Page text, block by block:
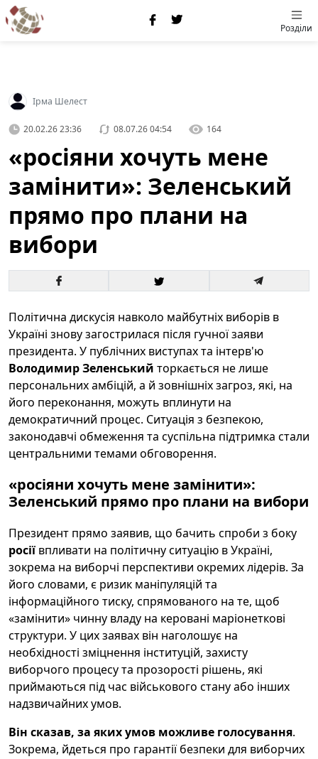
Розділи
Ірма Шелест
20.02.26 23:36 08.07.26 04:54 164
«росіяни хочуть мене
замінити»: Зеленський
прямо про плани на
вибори
Політична дискусія навколо майбутніх виборів в
Україні знову загострилася після гучної заяви
президента. У публічних виступах та інтерв'ю
Володимир Зеленський торкається не лише
персональних амбіцій, а й зовнішніх загроз, які, на
його переконання, можуть вплинути на
демократичний процес. Ситуація з безпекою,
законодавчі обмеження та суспільна підтримка стали
центральними темами обговорення.
«росіяни хочуть мене замінити»:
Зеленський прямо про плани на вибори
Президент прямо заявив, що бачить спроби з боку
росії впливати на політичну ситуацію в Україні,
зокрема на виборчі перспективи окремих лідерів. За
його словами, є ризик маніпуляцій та
інформаційного тиску, спрямованого на те, щоб
«замінити» чинну владу на керовані маріонеткові
структури. У цих заявах він наголошує на
необхідності зміцнення інституцій, захисту
виборчого процесу та прозорості рішень, які
приймаються під час військового стану або інших
надзвичайних умов.
Він сказав, за яких умов можливе голосування.
Зокрема, йдеться про гарантії безпеки для виборчих